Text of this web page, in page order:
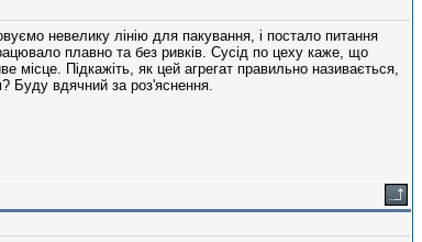
невелику лінію для пакування, і постало питання
плавно та без ривків. Сусід по цеху каже, що
місце. Підкажіть, як цей агрегат правильно називається,
Буду вдячний за роз'яснення.